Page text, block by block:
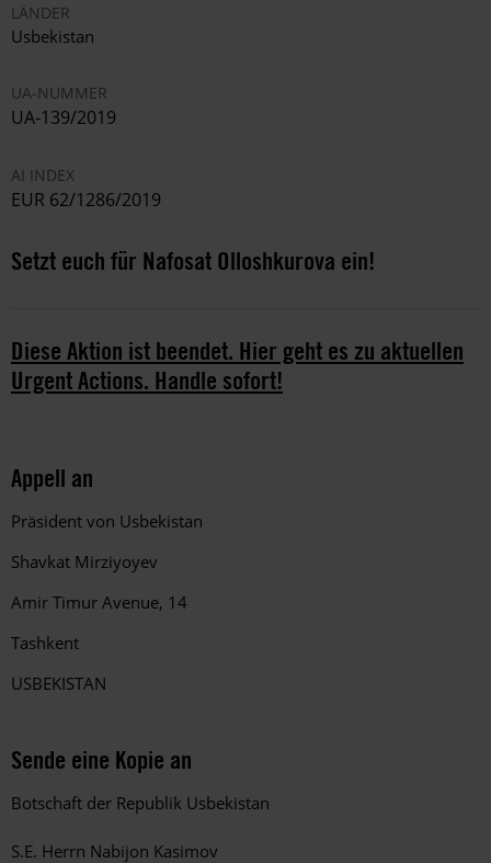
LÄNDER
Usbekistan
UA-NUMMER
UA-139/2019
AI INDEX
EUR 62/1286/2019
Setzt euch für Nafosat Olloshkurova ein!
Diese Aktion ist beendet. Hier geht es zu aktuellen
Urgent Actions. Handle sofort!
Appell an
Präsident von Usbekistan
Shavkat Mirziyoyev
Amir Timur Avenue, 14
Tashkent
USBEKISTAN
Sende eine Kopie an
Botschaft der Republik Usbekistan
S.E. Herrn Nabijon Kasimov